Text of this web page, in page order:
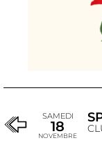
SAMEDI
18
NOVEMBRE